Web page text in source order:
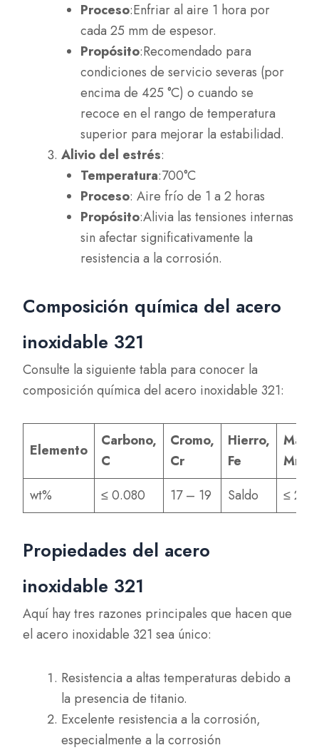
Proceso:Enfriar al aire 1 hora por
cada 25 mm de espesor.
Propósito:Recomendado para
condiciones de servicio severas (por
encima de 425 °C) o cuando se
recoce en el rango de temperatura
superior para mejorar la estabilidad.
Alivio del estrés:
Temperatura:700°C
Proceso: Aire frío de 1 a 2 horas
Propósito:Alivia las tensiones internas
sin afectar significativamente la
resistencia a la corrosión.
Composición química del acero
inoxidable 321
Consulte la siguiente tabla para conocer la
composición química del acero inoxidable 321:
Elemento
Carbono,
C
Cromo,
Cr
Hierro,
Fe
Mn
wt%
≤ 0.080 17 – 19 Saldo ≤ 2.0
Propiedades del acero
inoxidable 321
Aquí hay tres razones principales que hacen que
el acero inoxidable 321 sea único:
Resistencia a altas temperaturas debido a
la presencia de titanio.
Excelente resistencia a la corrosión,
especialmente a la corrosión